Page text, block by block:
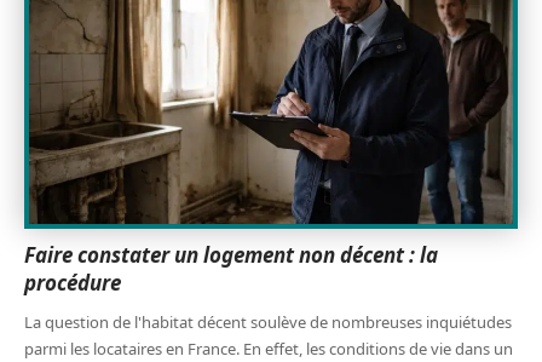
Faire constater un logement non décent : la
procédure
La question de l'habitat décent soulève de nombreuses inquiétudes
parmi les locataires en France. En effet, les conditions de vie dans un